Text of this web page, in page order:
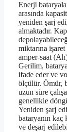
Enerji
arasında
yeniden şarj
almaktadır.
miktarına
amper-saat
Gerilim,
ifade eder ve
ölçülür. Ömür,
uzun süre
genellikle
Yeniden şarj
bataryanın kaç
ve deşarj